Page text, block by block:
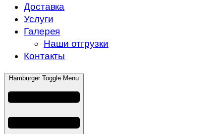
Доставка
Услуги
Галерея
Наши отгрузки
Контакты
Hamburger Toggle Menu